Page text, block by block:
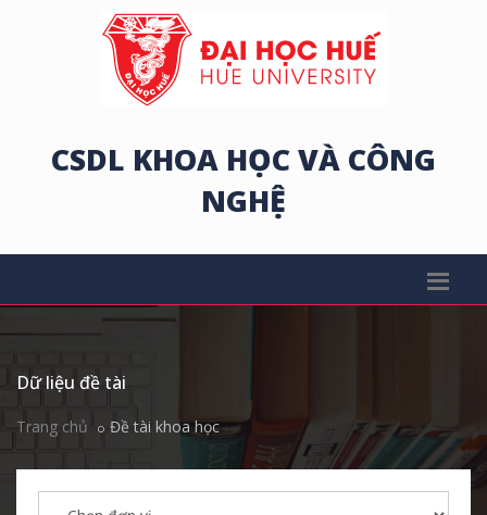
CSDL KHOA HỌC VÀ CÔNG
NGHỆ
Dữ liệu đề tài
Trang chủ Đề tài khoa học